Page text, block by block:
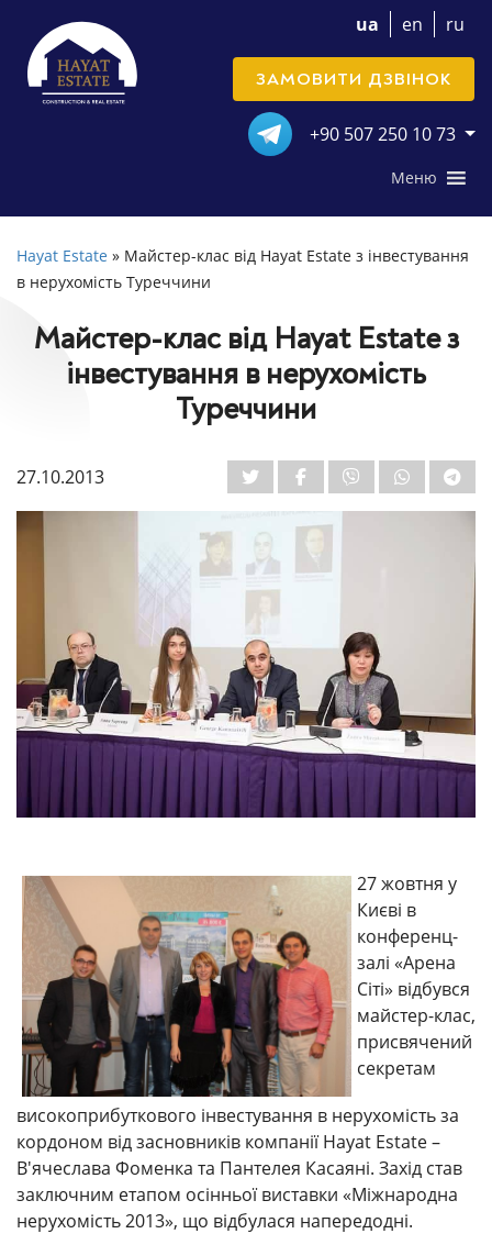
ua en ru
+90 507 250 10 73
ЗАМОВИТИ ДЗВІНОК
Меню
Hayat Estate » Майстер-клас від Hayat Estate з інвестування
в нерухомість Туреччини
Майстер-клас від Hayat Estate з
інвестування в нерухомість
Туреччини
27.10.2013
27 жовтня у
Києві в
конференц-
залі «Арена
Сіті» відбувся
майстер-клас,
присвячений
секретам
високоприбуткового інвестування в нерухомість за
кордоном від засновників компанії Hayat Estate –
В'ячеслава Фоменка та Пантелея Касаяні. Захід став
заключним етапом осінньої виставки «Міжнародна
нерухомість 2013», що відбулася напередодні.